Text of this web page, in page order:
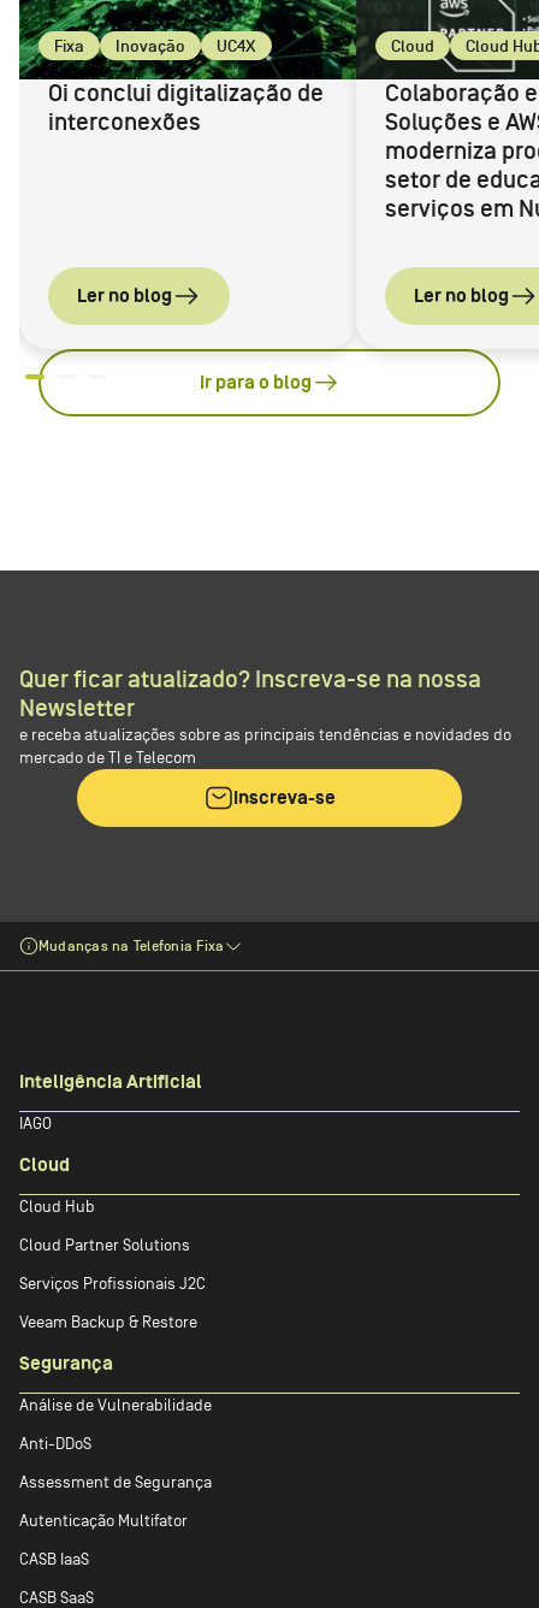
Fixa Inovação UC4X
Oi conclui digitalização de
interconexões
Ler no blog
Cloud Cloud
Colaboração
Soluções e
moderniza
setor de
serviços em
Ler no blog
Ir para o blog
Quer ficar atualizado? Inscreva-se na nossa
Newsletter
e receba atualizações sobre as principais tendências e novidades do
mercado de TI e Telecom
Inscreva-se
Mudanças na Telefonia Fixa
Inteligência Artificial
IAGO
Cloud
Cloud Hub
Cloud Partner Solutions
Serviços Profissionais J2C
Veeam Backup & Restore
Segurança
Análise de Vulnerabilidade
Anti-DDoS
Assessment de Segurança
Autenticação Multifator
CASB IaaS
CASB SaaS